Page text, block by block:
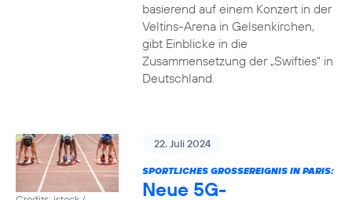
basierend auf einem Konzert in der
Veltins-Arena in Gelsenkirchen,
gibt Einblicke in die
Zusammensetzung der „Swifties“ in
Deutschland.
22. Juli 2024
SPORTLICHES GROSSEREIGNIS IN PARIS:
Neue 5G-